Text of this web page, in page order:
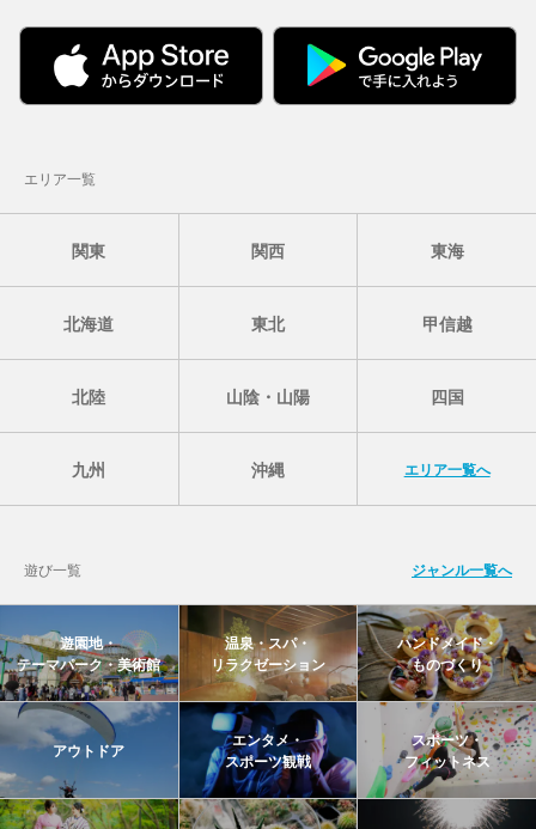
エリア一覧
関東 関西 東海
北海道 東北 甲信越
北陸 山陰・山陽 四国
九州 沖縄 エリア一覧へ
遊び一覧 ジャンル一覧へ
遊園地・
テーマパーク・美術館
温泉・スパ・
リラクゼーション
ハンドメイド・
ものづくり
アウトドア
エンタメ・
スポーツ観戦
スポーツ・
フィットネス